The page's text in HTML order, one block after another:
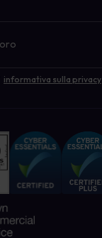
informativa sulla privacy